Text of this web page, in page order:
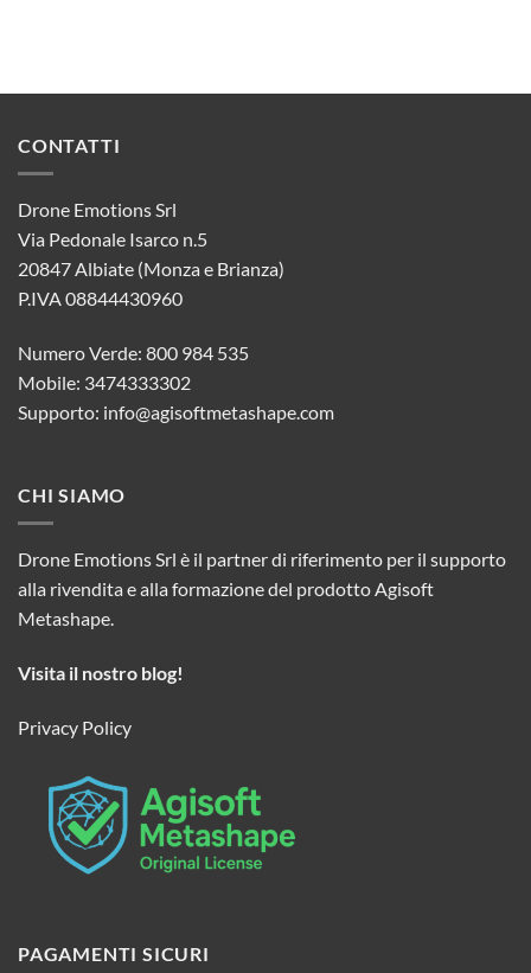
CONTATTI
Drone Emotions Srl
Via Pedonale Isarco n.5
20847 Albiate (Monza e Brianza)
P.IVA 08844430960
Numero Verde: 800 984 535
Mobile: 3474333302
Supporto: info@agisoftmetashape.com
CHI SIAMO
Drone Emotions Srl è il partner di riferimento per il supporto
alla rivendita e alla formazione del prodotto Agisoft
Metashape.
Visita il nostro blog!
Privacy Policy
PAGAMENTI SICURI